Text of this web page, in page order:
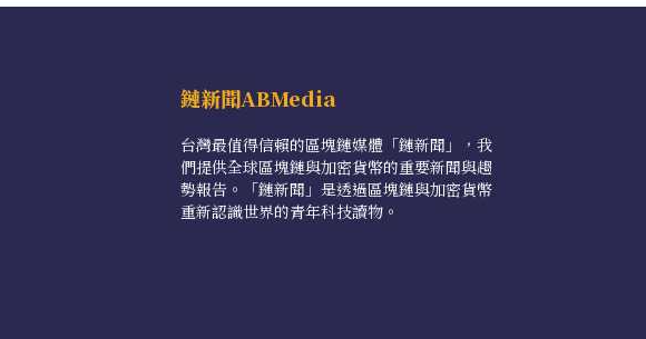
鏈新聞ABMedia
台灣最值得信賴的區塊鏈媒體「鏈新聞」，我
們提供全球區塊鏈與加密貨幣的重要新聞與趨
勢報告。「鏈新聞」是透過區塊鏈與加密貨幣
重新認識世界的青年科技讀物。